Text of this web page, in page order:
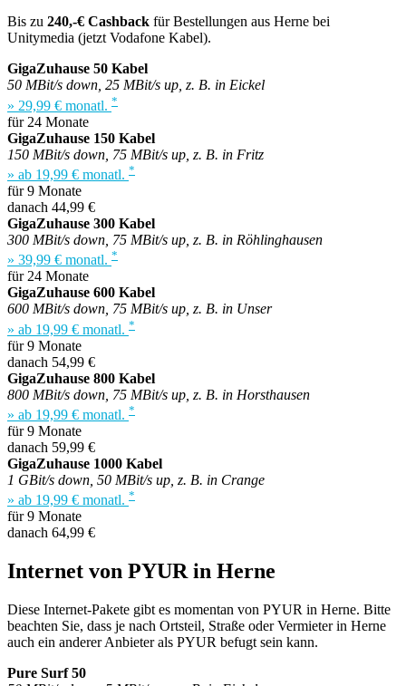
Bis zu 240,-€ Cashback für Bestellungen aus Herne bei
Unitymedia (jetzt Vodafone Kabel).
GigaZuhause 50 Kabel
50 MBit/s down, 25 MBit/s up, z. B. in Eickel
» 29,99 € monatl. *
für 24 Monate
GigaZuhause 150 Kabel
150 MBit/s down, 75 MBit/s up, z. B. in Fritz
» ab 19,99 € monatl. *
für 9 Monate
danach 44,99 €
GigaZuhause 300 Kabel
300 MBit/s down, 75 MBit/s up, z. B. in Röhlinghausen
» 39,99 € monatl. *
für 24 Monate
GigaZuhause 600 Kabel
600 MBit/s down, 75 MBit/s up, z. B. in Unser
» ab 19,99 € monatl. *
für 9 Monate
danach 54,99 €
GigaZuhause 800 Kabel
800 MBit/s down, 75 MBit/s up, z. B. in Horsthausen
» ab 19,99 € monatl. *
für 9 Monate
danach 59,99 €
GigaZuhause 1000 Kabel
1 GBit/s down, 50 MBit/s up, z. B. in Crange
» ab 19,99 € monatl. *
für 9 Monate
danach 64,99 €
Internet von PYUR in Herne
Diese Internet-Pakete gibt es momentan von PYUR in Herne. Bitte
beachten Sie, dass je nach Ortsteil, Straße oder Vermieter in Herne
auch ein anderer Anbieter als PYUR befugt sein kann.
Pure Surf 50